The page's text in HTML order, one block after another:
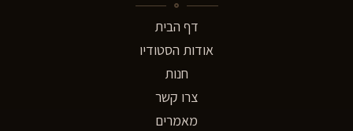
דף הבית
אודות הסטודיו
חנות
צרו קשר
מאמרים